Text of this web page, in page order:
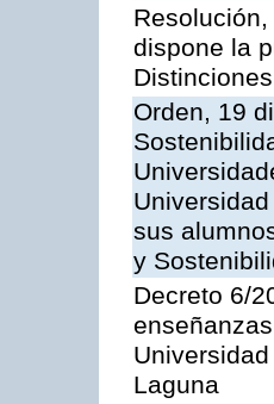
dispone la
Orden, 19
sus
y
Decreto 6/
Laguna